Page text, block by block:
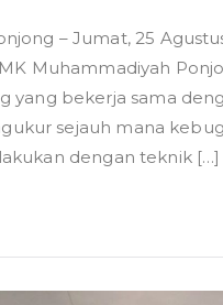
– Jumat, 25
Muhammadiyah
yang bekerja sama
sejauh mana
dengan teknik […]